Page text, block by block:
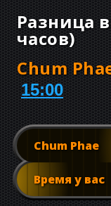
Разница
часов)
Chum
15:00
Chum Phae
Время у вас